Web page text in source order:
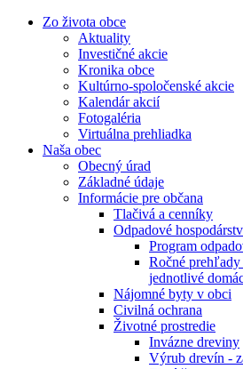
Zo života obce
Aktuality
Investičné akcie
Kronika obce
Kultúrno-spoločenské akcie
Kalendár akcií
Fotogaléria
Virtuálna prehliadka
Naša obec
Obecný úrad
Základné údaje
Informácie pre občana
Tlačivá a cenníky
Odpadové
Program
Ročné
jednotlivé
Nájomné byty v obci
Civilná ochrana
Životné prostredie
Invázne dreviny
Výrub drevín -